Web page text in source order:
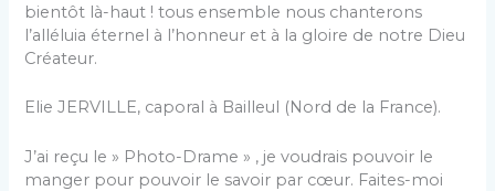
bientôt là-haut ! tous ensemble nous chanterons
l’alléluia éternel à l’honneur et à la gloire de notre Dieu
Créateur.
Elie JERVILLE, caporal à Bailleul (Nord de la France).
J’ai reçu le » Photo-Drame » , je voudrais pouvoir le
manger pour pouvoir le savoir par cœur. Faites-moi